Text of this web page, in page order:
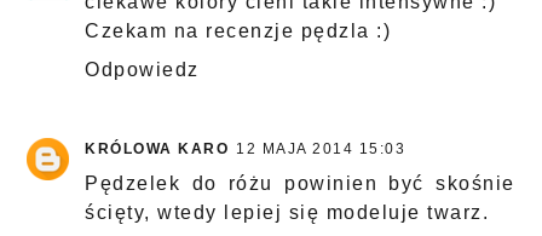
Czekam na recenzje pędzla :)
Odpowiedz
KRÓLOWA KARO 12 MAJA 2014 15:03
Pędzelek do różu powinien być skośnie
ścięty, wtedy lepiej się modeluje twarz.